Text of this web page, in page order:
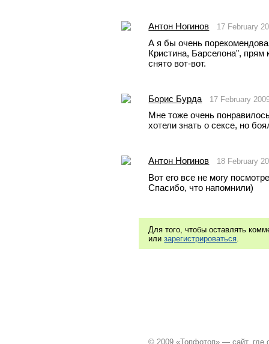
Антон Ногинов 17 February
А я бы очень
Кристина, Барселона", прям
снято вот-вот.
Борис Бурда 17 February
Мне тоже очень
хотели знать о сексе, но
Антон Ногинов 18 February
Вот его все не могу
Спасибо, что напомнили)
Для того, чтобы оставлять
илизарегистрироваться.
© 2009 «Топфотоп» — сайт, где